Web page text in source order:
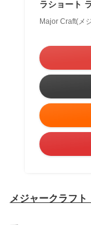
ラショート
Major Craft(メ
メジャークラフ